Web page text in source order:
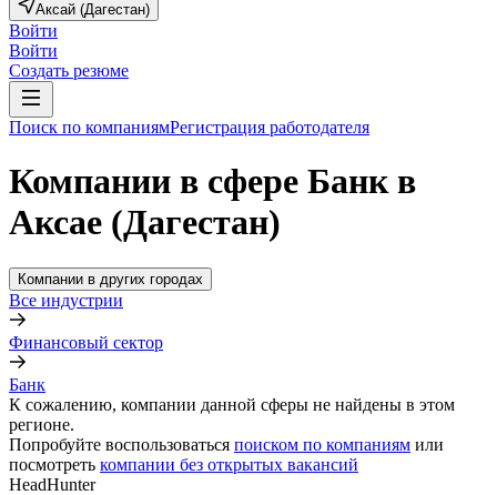
Аксай (Дагестан)
Войти
Войти
Создать резюме
Поиск по компаниямРегистрация работодателя
Компании в сфере Банк в
Аксае (Дагестан)
Компании в других городах
Все индустрии
Финансовый сектор
Банк
К сожалению, компании данной сферы не найдены в этом
регионе.
Попробуйте воспользоваться поиском по компаниям или
посмотреть компании без открытых вакансий
HeadHunter